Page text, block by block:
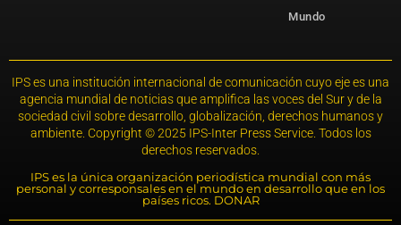
Mundo
IPS es una institución internacional de comunicación cuyo eje es una
agencia mundial de noticias que amplifica las voces del Sur y de la
sociedad civil sobre desarrollo, globalización, derechos humanos y
ambiente. Copyright © 2025 IPS-Inter Press Service. Todos los
derechos reservados.
IPS es la única organización periodística mundial con más
personal y corresponsales en el mundo en desarrollo que en los
países ricos. DONAR